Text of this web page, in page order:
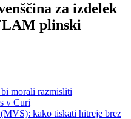
za izdelek
plinski
morali razmisliti
v Curi
kako tiskati hitreje brez